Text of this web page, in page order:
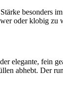
besonders
oder klobig zu
elegante, fein
abhebt. Der